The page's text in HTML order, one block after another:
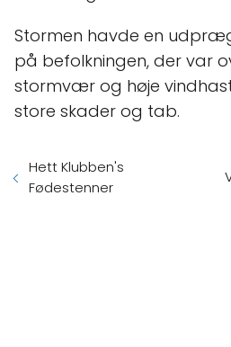
Stormen havde en
på befolkningen, der var
stormvær og høje
store skader og tab.
Hett Klubben's
Fødestenner